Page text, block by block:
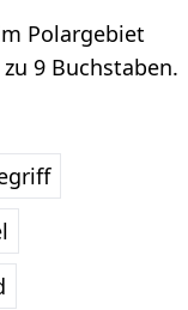
Polargebiet
9 Buchstaben.